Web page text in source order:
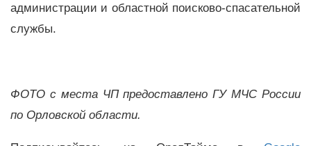
администрации и областной поисково-спасательной
службы.
ФОТО с места ЧП предоставлено ГУ МЧС России
по Орловской области.